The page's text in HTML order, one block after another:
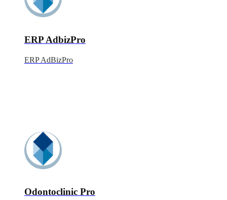
ERP AdbizPro
ERP AdBizPro
Odontoclinic Pro